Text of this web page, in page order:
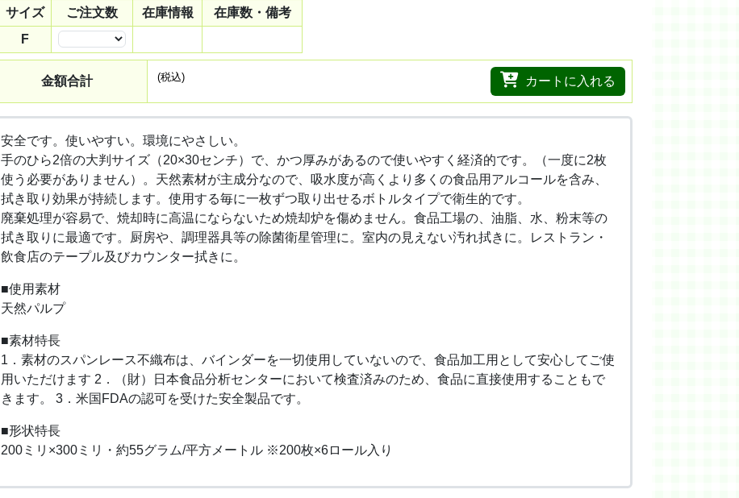
サイズ ご注文数 在庫情報
在庫数・備考
F
金額合計 (税込) カートに入れる
安全です。使いやすい。環境にやさしい。
手のひら2倍の大判サイズ（20×30センチ）で、かつ厚みがあるので使いやすく経済的です。（一度に2枚
使う必要がありません）。天然素材が主成分なので、吸水度が高くより多くの食品用アルコールを含み、
拭き取り効果が持続します。使用する毎に一枚ずつ取り出せるボトルタイプで衛生的です。
廃棄処理が容易で、焼却時に高温にならないため焼却炉を傷めません。食品工場の、油脂、水、粉末等の
拭き取りに最適です。厨房や、調理器具等の除菌衛星管理に。室内の見えない汚れ拭きに。レストラン・
飲食店のテープル及びカウンター拭きに。
■使用素材
天然パルプ
■素材特長
1．素材のスパンレース不織布は、バインダーを一切使用していないので、食品加工用として安心してご使
用いただけます 2．（財）日本食品分析センターにおいて検査済みのため、食品に直接使用することもで
きます。 3．米国FDAの認可を受けた安全製品です。
■形状特長
200ミリ×300ミリ・約55グラム/平方メートル ※200枚×6ロール入り